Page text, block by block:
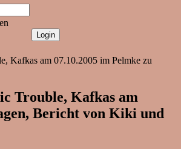
Kafkas am 07.10.2005 im Pelmke zu
Trouble, Kafkas am
Bericht von Kiki und